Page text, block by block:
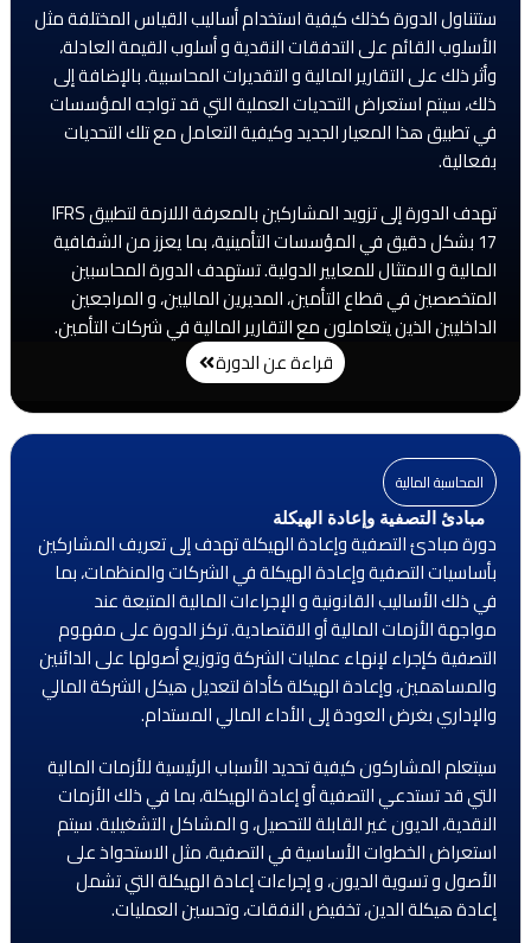
ستتناول الدورة كذلك كيفية استخدام أساليب القياس المختلفة مثل
الأسلوب القائم على التدفقات النقدية و أسلوب القيمة العادلة،
وأثر ذلك على التقارير المالية و التقديرات المحاسبية. بالإضافة إلى
ذلك، سيتم استعراض التحديات العملية التي قد تواجه المؤسسات
في تطبيق هذا المعيار الجديد وكيفية التعامل مع تلك التحديات
بفعالية.
تهدف الدورة إلى تزويد المشاركين بالمعرفة اللازمة لتطبيق IFRS
17 بشكل دقيق في المؤسسات التأمينية، بما يعزز من الشفافية
المالية و الامتثال للمعايير الدولية. تستهدف الدورة المحاسبين
المتخصصين في قطاع التأمين، المديرين الماليين، و المراجعين
الداخليين الذين يتعاملون مع التقارير المالية في شركات التأمين.
قراءة عن الدورة
المحاسبة المالية
مبادئ التصفية وإعادة الهيكلة
دورة مبادئ التصفية وإعادة الهيكلة تهدف إلى تعريف المشاركين
بأساسيات التصفية وإعادة الهيكلة في الشركات والمنظمات، بما
في ذلك الأساليب القانونية و الإجراءات المالية المتبعة عند
مواجهة الأزمات المالية أو الاقتصادية. تركز الدورة على مفهوم
التصفية كإجراء لإنهاء عمليات الشركة وتوزيع أصولها على الدائنين
والمساهمين، وإعادة الهيكلة كأداة لتعديل هيكل الشركة المالي
والإداري بغرض العودة إلى الأداء المالي المستدام.
سيتعلم المشاركون كيفية تحديد الأسباب الرئيسية للأزمات المالية
التي قد تستدعي التصفية أو إعادة الهيكلة، بما في ذلك الأزمات
النقدية، الديون غير القابلة للتحصيل، و المشاكل التشغيلية. سيتم
استعراض الخطوات الأساسية في التصفية، مثل الاستحواذ على
الأصول و تسوية الديون، و إجراءات إعادة الهيكلة التي تشمل
إعادة هيكلة الدين، تخفيض النفقات، وتحسين العمليات.